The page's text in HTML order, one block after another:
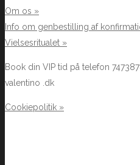
Om os »
Info om genbestilling af
Vielsesritualet »
Book din VIP tid på telefon
valentino .dk
Cookiepolitik »